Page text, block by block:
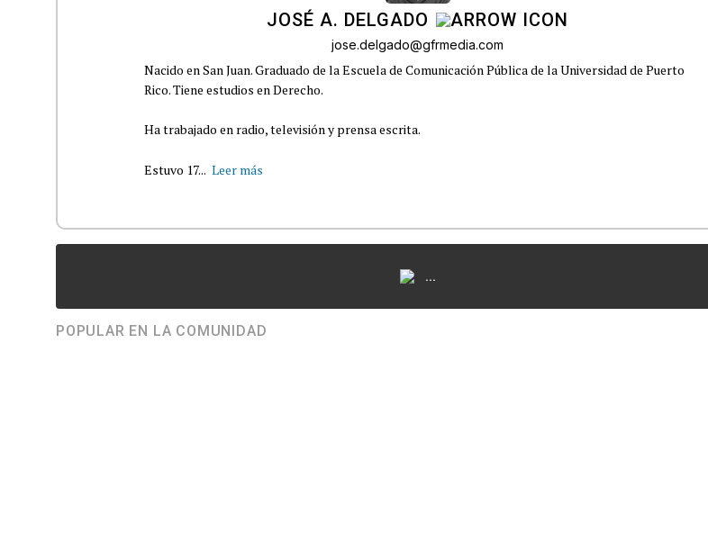
JOSÉ A. DELGADO
jose.delgado@gfrmedia.com
Nacido en San Juan. Graduado de la Escuela de Comunicación Pública de la Universidad de Puerto
Rico. Tiene estudios en Derecho.
Ha trabajado en radio, televisión y prensa escrita.
Estuvo 17... Leer más
...
POPULAR EN LA COMUNIDAD